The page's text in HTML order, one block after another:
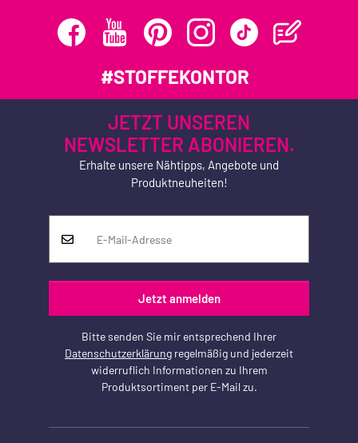
#STOFFEKONTOR
JETZT UNSEREN
NEWSLETTER ABONIEREN.
Erhalte unsere Nähtipps, Angebote und
Produktneuheiten!
Jetzt anmelden
Bitte senden Sie mir entsprechend Ihrer
Datenschutzerklärung regelmäßig und jederzeit
widerruflich Informationen zu Ihrem
Produktsortiment per E-Mail zu.